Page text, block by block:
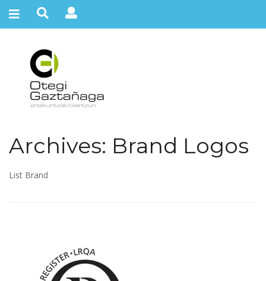
Archives: Brand Logos
List Brand